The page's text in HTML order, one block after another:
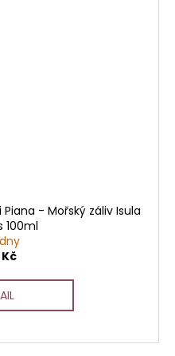
- Mořský záliv Isula
100ml